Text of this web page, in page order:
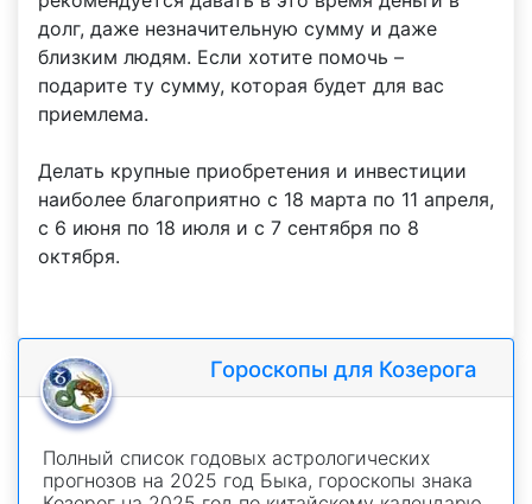
долг, даже незначительную сумму и даже
близким людям. Если хотите помочь –
подарите ту сумму, которая будет для вас
приемлема.
Делать крупные приобретения и инвестиции
наиболее благоприятно с 18 марта по 11 апреля,
с 6 июня по 18 июля и с 7 сентября по 8
октября.
Гороскопы для Козерога
Полный список годовых астрологических
прогнозов на 2025 год Быка, гороскопы знака